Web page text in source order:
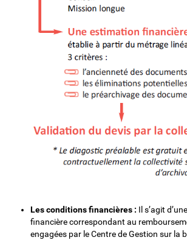
Les conditions financières : Il s’agit
financière correspondant au
engagées par le Centre de Gestion sur la